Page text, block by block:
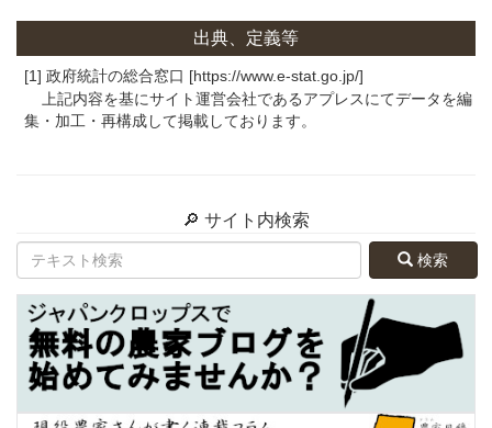
出典、定義等
[1] 政府統計の総合窓口 [https://www.e-stat.go.jp/]
上記内容を基にサイト運営会社であるアプレスにてデータを編
集・加工・再構成して掲載しております。
🔎 サイト内検索
検索